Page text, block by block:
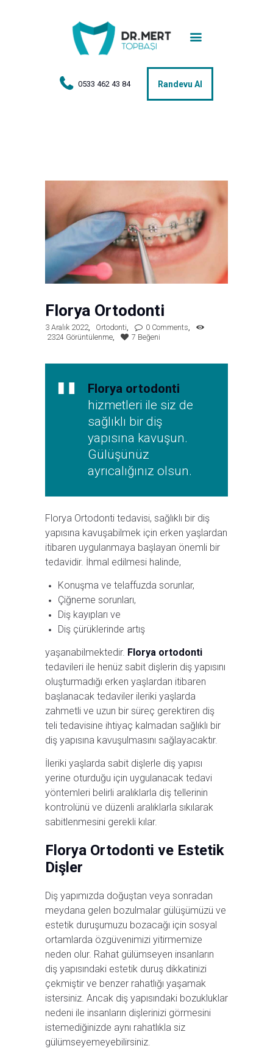
0533 462 43 84 Randevu Al
Anasayfa
Tedaviler
Hakkımda
İletişim
Florya Ortodonti
3 Aralık 2022 Ortodonti 0 Comments
2324 Görüntülenme 7 Beğeni
Florya ortodonti
hizmetleri ile siz de
sağlıklı bir diş
yapısına kavuşun.
Gülüşünüz
ayrıcalığınız olsun.
Florya Ortodonti tedavisi, sağlıklı bir diş
yapısına kavuşabilmek için erken yaşlardan
itibaren uygulanmaya başlayan önemli bir
tedavidir. İhmal edilmesi halinde,
Konuşma ve telaffuzda sorunlar,
Çiğneme sorunları,
Diş kayıpları ve
Diş çürüklerinde artış
yaşanabilmektedir. Florya ortodonti
tedavileri ile henüz sabit dişlerin diş yapısını
oluşturmadığı erken yaşlardan itibaren
başlanacak tedaviler ileriki yaşlarda
zahmetli ve uzun bir süreç gerektiren diş
teli tedavisine ihtiyaç kalmadan sağlıklı bir
diş yapısına kavuşulmasını sağlayacaktır.
İleriki yaşlarda sabit dişlerle diş yapısı
yerine oturduğu için uygulanacak tedavi
yöntemleri belirli aralıklarla diş tellerinin
kontrolünü ve düzenli aralıklarla sıkılarak
sabitlenmesini gerekli kılar.
Florya Ortodonti ve Estetik
Dişler
Diş yapımızda doğuştan veya sonradan
meydana gelen bozulmalar gülüşümüzü ve
estetik duruşumuzu bozacağı için sosyal
ortamlarda özgüvenimizi yitirmemize
neden olur. Rahat gülümseyen insanların
diş yapısındaki estetik duruş dikkatinizi
çekmiştir ve benzer rahatlığı yaşamak
istersiniz. Ancak diş yapısındaki bozukluklar
nedeni ile insanların dişlerinizi görmesini
istemediğinizde aynı rahatlıkla siz
gülümseyemeyebilirsiniz.